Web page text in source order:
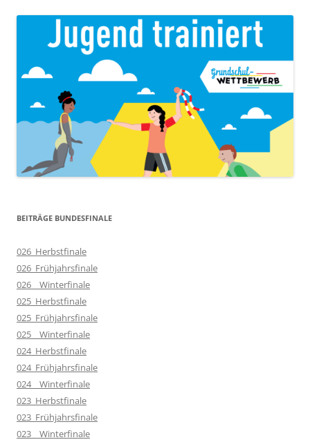
BEITRÄGE BUNDESFINALE
026_Herbstfinale
026_Frühjahrsfinale
026__Winterfinale
025_Herbstfinale
025_Frühjahrsfinale
025__Winterfinale
024_Herbstfinale
024_Frühjahrsfinale
024__Winterfinale
023_Herbstfinale
023_Frühjahrsfinale
023__Winterfinale